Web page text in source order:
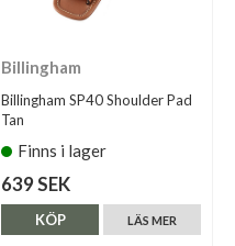
Billingham
Billingham SP40 Shoulder Pad
Tan
Finns i lager
639 SEK
LÄS MER
KÖP